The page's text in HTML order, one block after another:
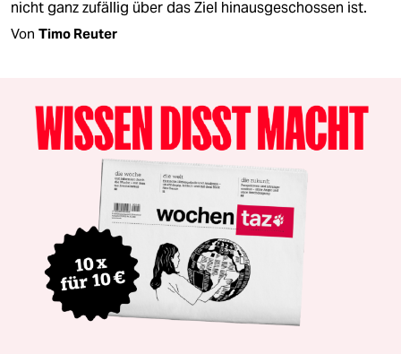
nicht ganz zufällig über das Ziel hinausgeschossen ist.
Von Timo Reuter